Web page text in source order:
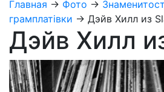
Главная → Фото →
грамплатівки → Дэйв Хилл из
Дэйв Хилл